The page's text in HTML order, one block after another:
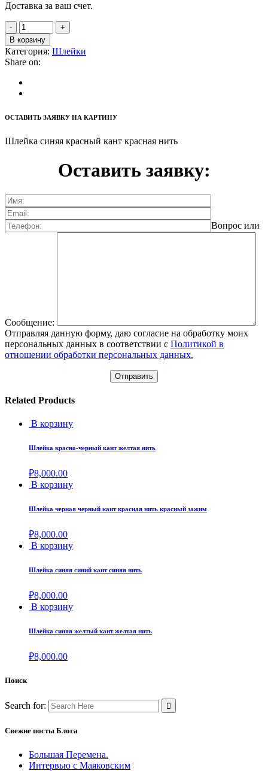
Доставка за ваш счет.
В корзину
Категория: Шлейки
Share on:
ОСТАВИТЬ ЗАЯВКУ НА КАРТИНУ
Шлейка синяя красный кант красная нить
Оставить заявку:
Вопрос или
Сообщение:
Отправляя данную форму, даю согласие на обработку моих
персональных данных в соответствии с Политикой в
отношении обработки персональных данных.
Related Products
В корзину
Шлейка красно-черный кант желтая нить
₽8,000.00
В корзину
Шлейка черная черный кант красная нить красный зажим
₽8,000.00
В корзину
Шлейка синяя синий кант синяя нить
₽8,000.00
В корзину
Шлейка синяя желтый кант желтая нить
₽8,000.00
Поиск
Search for:
Свежие посты Блога
Большая Перемена.
Интервью с Маяковским